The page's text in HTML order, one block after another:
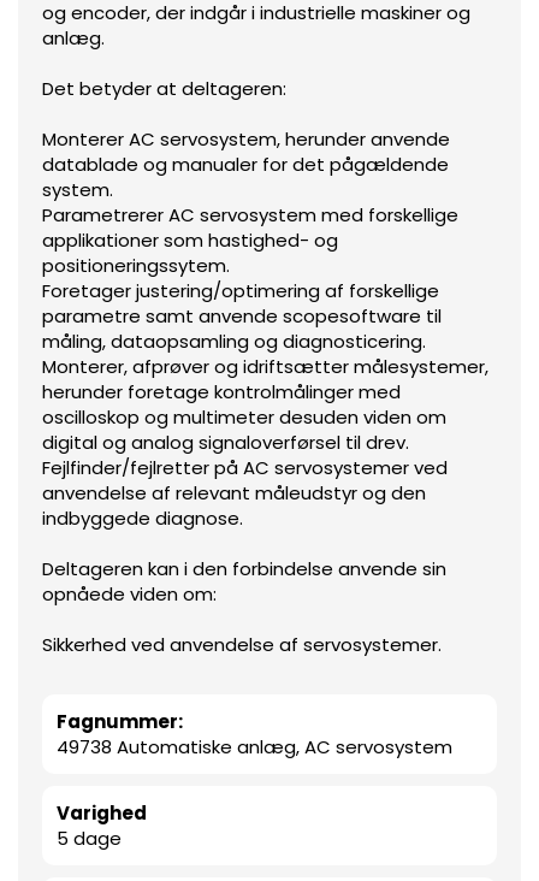
og encoder, der indgår i industrielle maskiner og
anlæg.
Det betyder at deltageren:
Monterer AC servosystem, herunder anvende
datablade og manualer for det pågældende
system.
Parametrerer AC servosystem med forskellige
applikationer som hastighed- og
positioneringssytem.
Foretager justering/optimering af forskellige
parametre samt anvende scopesoftware til
måling, dataopsamling og diagnosticering.
Monterer, afprøver og idriftsætter målesystemer,
herunder foretage kontrolmålinger med
oscilloskop og multimeter desuden viden om
digital og analog signaloverførsel til drev.
Fejlfinder/fejlretter på AC servosystemer ved
anvendelse af relevant måleudstyr og den
indbyggede diagnose.
Deltageren kan i den forbindelse anvende sin
opnåede viden om:
Sikkerhed ved anvendelse af servosystemer.
Fagnummer:
49738 Automatiske anlæg, AC servosystem
Varighed
5 dage